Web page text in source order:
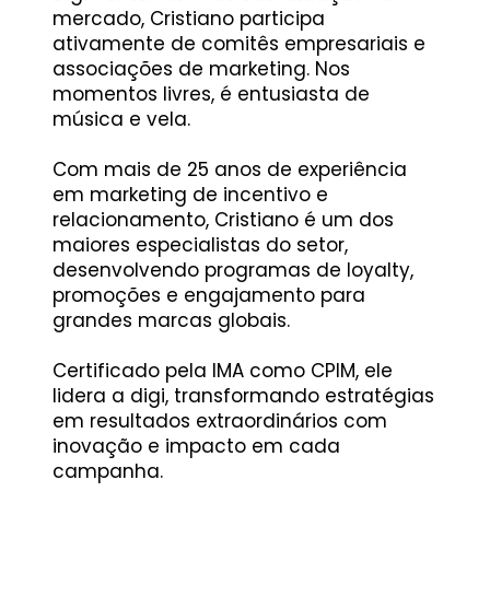
mercado, Cristiano participa
ativamente de comitês empresariais e
associações de marketing. Nos
momentos livres, é entusiasta de
música e vela.​
Com mais de 25 anos de experiência
em marketing de incentivo e
relacionamento, Cristiano é um dos
maiores especialistas do setor,
desenvolvendo programas de loyalty,
promoções e engajamento para
grandes marcas globais. ​
Certificado pela IMA como CPIM, ele
lidera a digi, transformando estratégias
em resultados extraordinários com
inovação e impacto em cada
campanha.